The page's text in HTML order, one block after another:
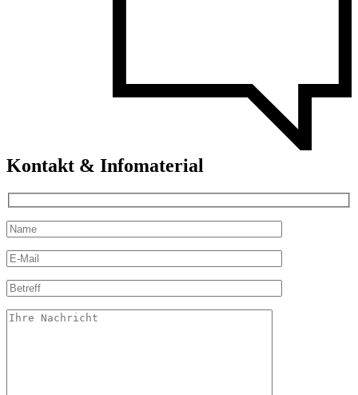
Kontakt & Infomaterial